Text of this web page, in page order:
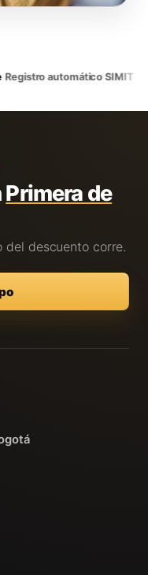
automático SIMIT +
Primera de
del descuento corre.